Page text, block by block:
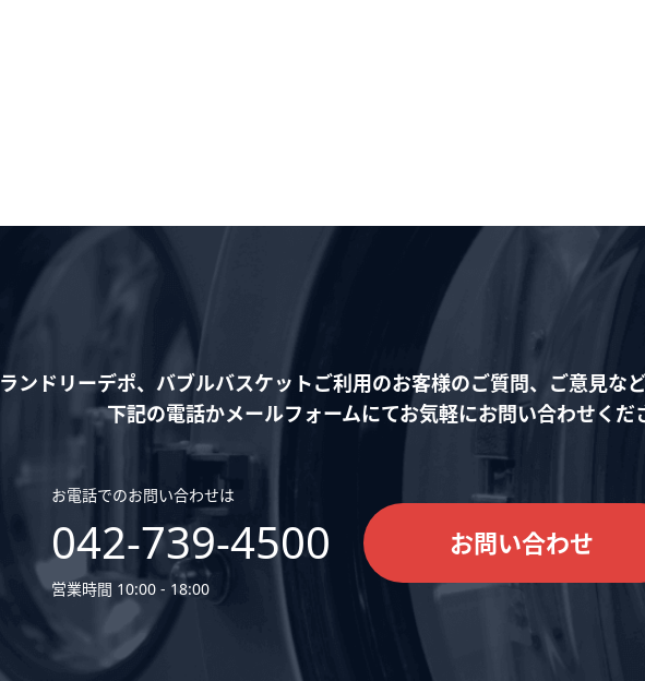
ランドリーデポ、バブルバスケットご利用のお客様のご質問、ご意見な
下記の電話かメールフォームにてお気軽にお問い合わせくだ
お電話でのお問い合わせは
042-739-4500
営業時間 10:00 - 18:00
お問い合わせ